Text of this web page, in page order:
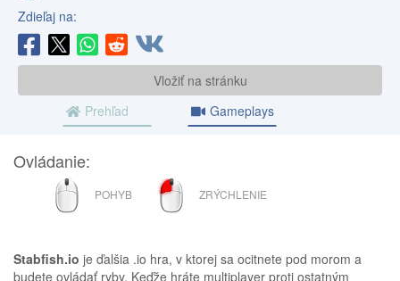
Zdieľaj na:
Vložiť na stránku
Prehľad
Gameplays
Ovládanie:
MYŠ
POHYB
ĽAVÉ
TLAČIDLO
MYŠI
ZRÝCHLENIE
Stabfish.io je ďalšia .io hra, v ktorej sa ocitnete pod morom a
budete ovládať ryby. Keďže hráte multiplayer proti ostatným